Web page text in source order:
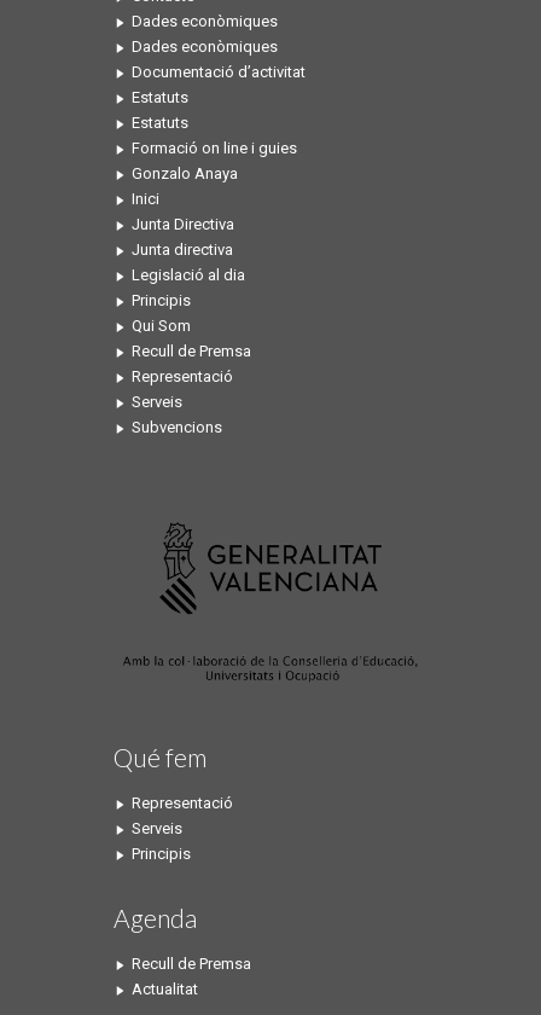
Dades econòmiques
Dades econòmiques
Documentació d’activitat
Estatuts
Estatuts
Formació on line i guies
Gonzalo Anaya
Inici
Junta Directiva
Junta directiva
Legislació al dia
Principis
Qui Som
Recull de Premsa
Representació
Serveis
Subvencions
Qué fem
Representació
Serveis
Principis
Agenda
Recull de Premsa
Actualitat